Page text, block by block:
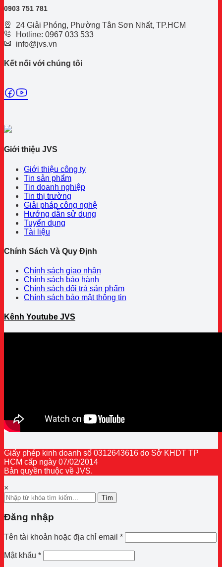
0903 751 781
24 Giải Phóng, Phường Tân Sơn Nhất, TP.HCM
Hotline: 0967 033 533
info@jvs.vn
Kết nối với chúng tôi
Giới thiệu JVS
Giới thiệu công ty
Tin sản phẩm
Tin doanh nghiệp
Tin thị trường
Giải pháp công nghệ
Hướng dẫn sử dụng
Tuyển dụng
Tài liệu
Chính Sách Và Quy Định
Chính sách giao nhận
Chính sách bảo hành
Chính sách đổi trả sản phẩm
Chính sách bảo mật thông tin
Kênh Youtube JVS
Giấy phép kinh doanh số 0312643616 do Sở KHDT TP
HCM cấp ngày 07/02/2014
Bản quyền thuộc về JVS.
×
Tìm
Đăng nhập
Tên tài khoản hoặc địa chỉ email *Bắt
buộc
Mật khẩu *Bắt
buộc